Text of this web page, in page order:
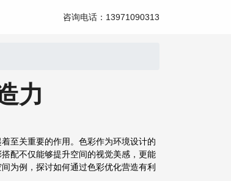
咨询电话：13971090313
力
至关重要的作用。色彩作为环境设计的
配不仅能够提升空间的视觉美感，更能
为例，探讨如何通过色彩优化营造有利